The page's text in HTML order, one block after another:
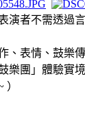
演者不需透過
、表情、鼓樂
樂團」體驗實